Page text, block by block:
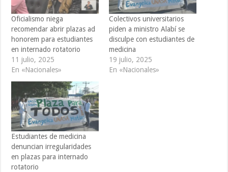
Oficialismo niega
recomendar abrir plazas ad
honorem para estudiantes
en internado rotatorio
11 julio, 2025
En «Nacionales»
Colectivos universitarios
piden a ministro Alabí se
disculpe con estudiantes de
medicina
19 julio, 2025
En «Nacionales»
Estudiantes de medicina
denuncian irregularidades
en plazas para internado
rotatorio